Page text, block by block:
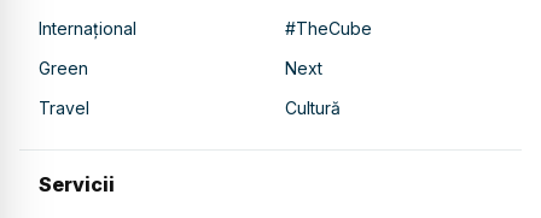
Internațional
#TheCube
Green
Next
Travel
Cultură
Servicii